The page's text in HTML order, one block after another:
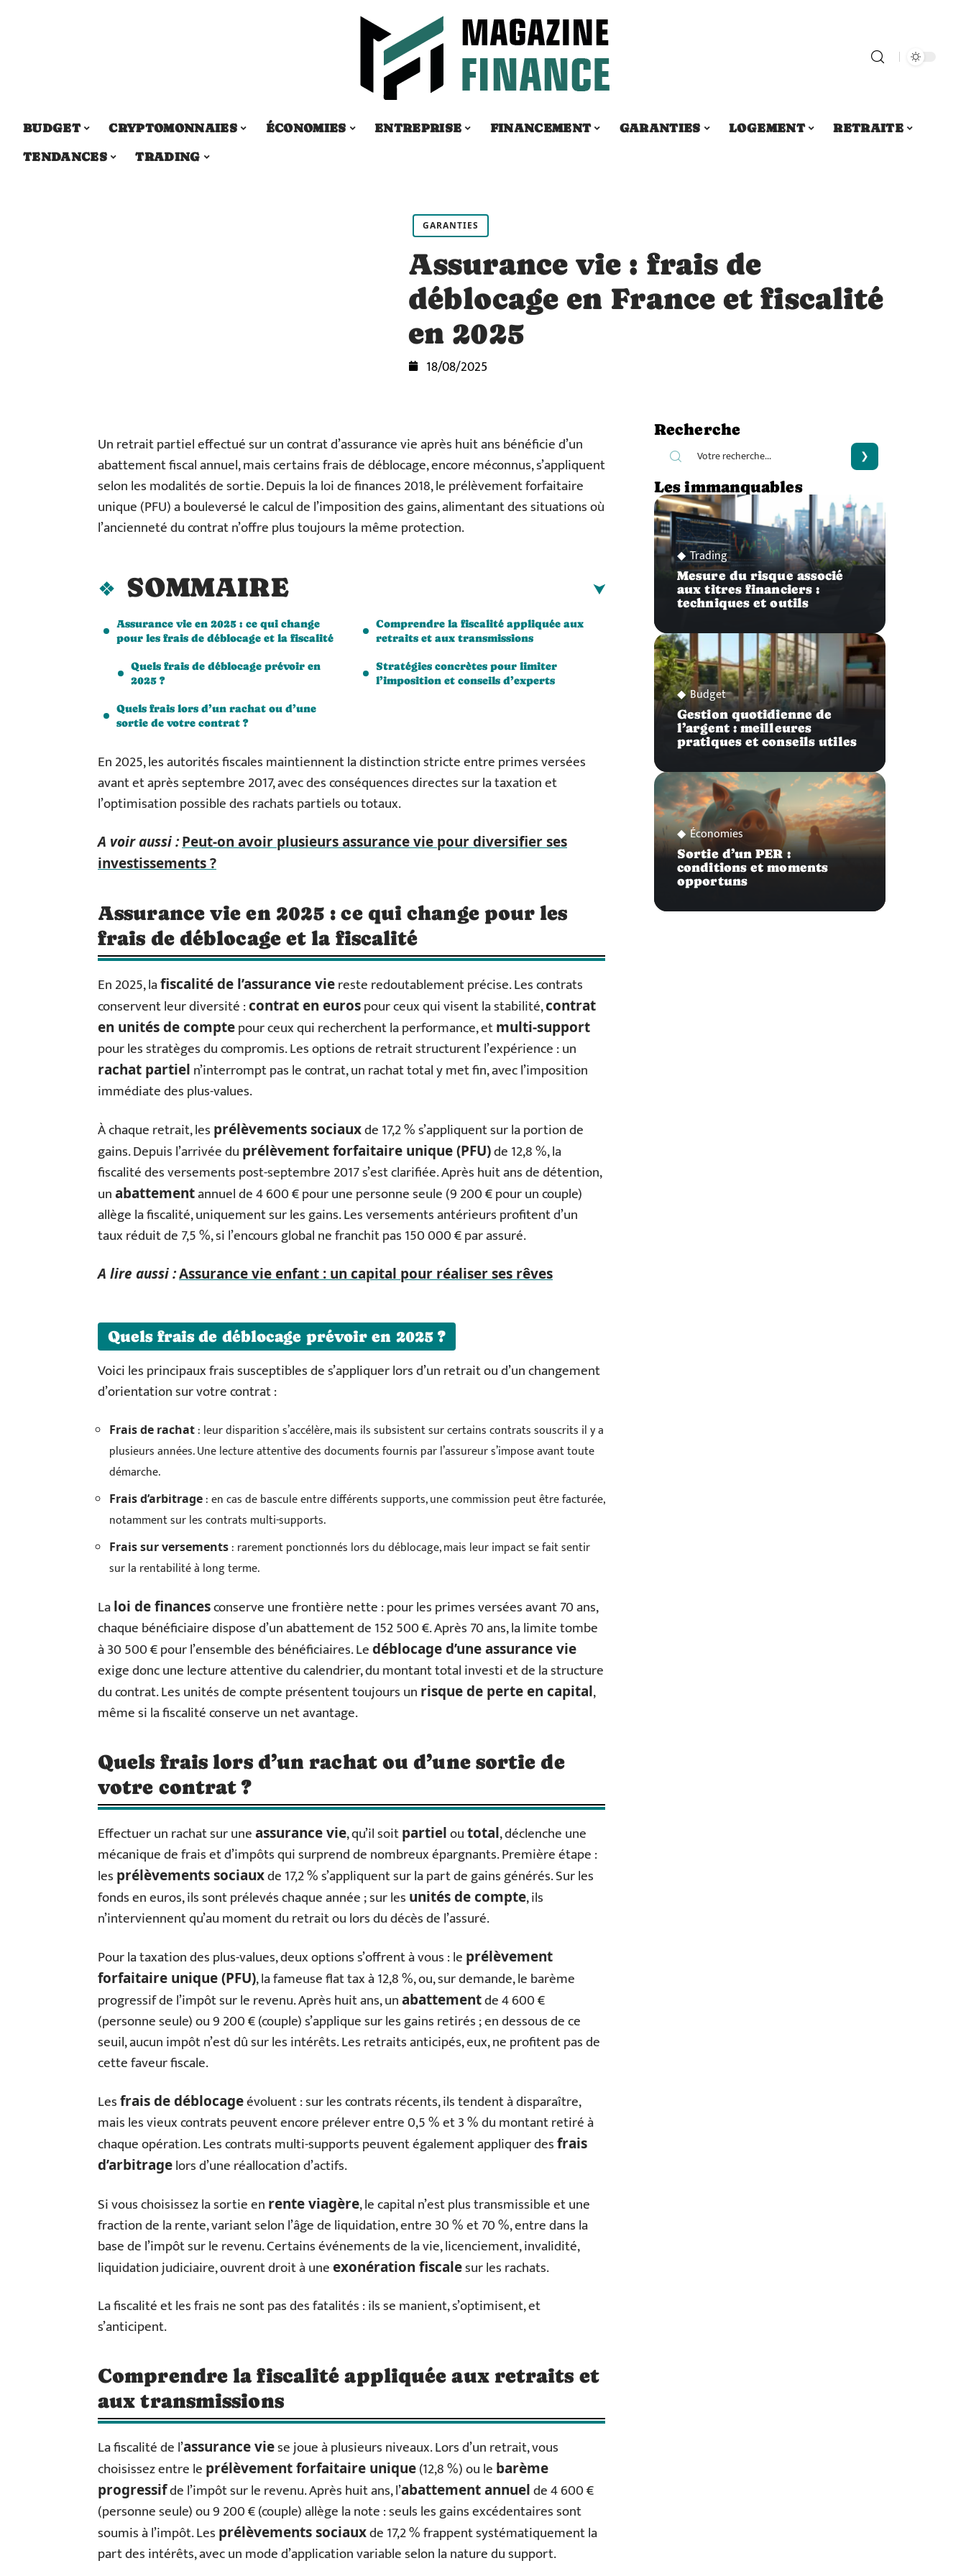
BUDGET CRYPTOMONNAIES ÉCONOMIES ENTREPRISE FINANCEMENT GARANTIES LOGEMENT
RETRAITE
TENDANCES
TRADING
GARANTIES
Assurance vie : frais de
déblocage en France et fiscalité
en 2025
18/08/2025
Un retrait partiel effectué sur un contrat d’assurance vie après huit ans bénéficie d’un
abattement fiscal annuel, mais certains frais de déblocage, encore méconnus, s’appliquent
selon les modalités de sortie. Depuis la loi de finances 2018, le prélèvement forfaitaire
unique (PFU) a bouleversé le calcul de l’imposition des gains, alimentant des situations où
l’ancienneté du contrat n’offre plus toujours la même protection.
SOMMAIRE
Assurance vie en 2025 : ce qui change
pour les frais de déblocage et la fiscalité
Quels frais de déblocage prévoir en
2025 ?
Quels frais lors d’un rachat ou d’une
sortie de votre contrat ?
Comprendre la fiscalité appliquée aux
retraits et aux transmissions
Stratégies concrètes pour limiter
l’imposition et conseils d’experts
En 2025, les autorités fiscales maintiennent la distinction stricte entre primes versées
avant et après septembre 2017, avec des conséquences directes sur la taxation et
l’optimisation possible des rachats partiels ou totaux.
A voir aussi :Peut-on avoir plusieurs assurance vie pour diversifier ses
investissements ?
Assurance vie en 2025 : ce qui change pour les
frais de déblocage et la fiscalité
En 2025, lafiscalité de l’assurance viereste redoutablement précise. Les contrats
conservent leur diversité :contrat en eurospour ceux qui visent la stabilité,contrat
en unités de comptepour ceux qui recherchent la performance, etmulti-support
pour les stratèges du compromis. Les options de retrait structurent l’expérience : un
rachat partiel n’interrompt pas le contrat, un rachat total y met fin, avec l’imposition
immédiate des plus-values.
À chaque retrait, les prélèvements sociauxde 17,2 % s’appliquent sur la portion de
gains. Depuis l’arrivée du prélèvement forfaitaire unique (PFU)de 12,8 %, la
fiscalité des versements post-septembre 2017 s’est clarifiée. Après huit ans de détention,
unabattementannuel de 4 600 € pour une personne seule (9 200 € pour un couple)
allège la fiscalité, uniquement sur les gains. Les versements antérieurs profitent d’un
taux réduit de 7,5 %, si l’encours global ne franchit pas 150 000 € par assuré.
A lire aussi :Assurance vie enfant : un capital pour réaliser ses rêves
Quels frais de déblocage prévoir en 2025 ?
Voici les principaux frais susceptibles de s’appliquer lors d’un retrait ou d’un changement
d’orientation sur votre contrat :
Frais de rachat : leur disparition s’accélère, mais ils subsistent sur certains contrats souscrits il y a
plusieurs années. Une lecture attentive des documents fournis par l’assureur s’impose avant toute
démarche.
Frais d’arbitrage : en cas de bascule entre différents supports, une commission peut être facturée,
notamment sur les contrats multi-supports.
Frais sur versements : rarement ponctionnés lors du déblocage, mais leur impact se fait sentir
sur la rentabilité à long terme.
Laloi de financesconserve une frontière nette : pour les primes versées avant 70 ans,
chaque bénéficiaire dispose d’un abattement de 152 500 €. Après 70 ans, la limite tombe
à 30 500 € pour l’ensemble des bénéficiaires. Ledéblocage d’une assurance vie
exige donc une lecture attentive du calendrier, du montant total investi et de la structure
du contrat. Les unités de compte présentent toujours un risque de perte en capital,
même si la fiscalité conserve un net avantage.
Quels frais lors d’un rachat ou d’une sortie de
votre contrat ?
Effectuer un rachat sur uneassurance vie, qu’il soitpartieloutotal, déclenche une
mécanique de frais et d’impôts qui surprend de nombreux épargnants. Première étape :
les prélèvements sociauxde 17,2 % s’appliquent sur la part de gains générés. Sur les
fonds en euros, ils sont prélevés chaque année ; sur les unités de compte, ils
n’interviennent qu’au moment du retrait ou lors du décès de l’assuré.
Pour la taxation des plus-values, deux options s’offrent à vous : le prélèvement
forfaitaire unique (PFU), la fameuse flat tax à 12,8 %, ou, sur demande, le barème
progressif de l’impôt sur le revenu. Après huit ans, unabattementde 4 600 €
(personne seule) ou 9 200 € (couple) s’applique sur les gains retirés ; en dessous de ce
seuil, aucun impôt n’est dû sur les intérêts. Les retraits anticipés, eux, ne profitent pas de
cette faveur fiscale.
Lesfrais de déblocageévoluent : sur les contrats récents, ils tendent à disparaître,
mais les vieux contrats peuvent encore prélever entre 0,5 % et 3 % du montant retiré à
chaque opération. Les contrats multi-supports peuvent également appliquer desfrais
d’arbitragelors d’une réallocation d’actifs.
Si vous choisissez la sortie en rente viagère, le capital n’est plus transmissible et une
fraction de la rente, variant selon l’âge de liquidation, entre 30 % et 70 %, entre dans la
base de l’impôt sur le revenu. Certains événements de la vie, licenciement, invalidité,
liquidation judiciaire, ouvrent droit à uneexonération fiscalesur les rachats.
La fiscalité et les frais ne sont pas des fatalités : ils se manient, s’optimisent, et
s’anticipent.
Comprendre la fiscalité appliquée aux retraits et
aux transmissions
La fiscalité de l’assurance viese joue à plusieurs niveaux. Lors d’un retrait, vous
choisissez entre le prélèvement forfaitaire unique(12,8 %) ou le barème
progressifde l’impôt sur le revenu. Après huit ans, l’abattement annuelde 4 600 €
(personne seule) ou 9 200 € (couple) allège la note : seuls les gains excédentaires sont
soumis à l’impôt. Les prélèvements sociauxde 17,2 % frappent systématiquement la
part des intérêts, avec un mode d’application variable selon la nature du support.
Recherche
Les immanquables
Trading
Mesure du risque associé
aux titres financiers :
techniques et outils
Budget
Gestion quotidienne de
l’argent : meilleures
pratiques et conseils utiles
Économies
Sortie d’un PER :
conditions et moments
opportuns